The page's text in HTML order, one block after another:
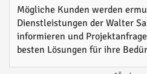
Mögliche Kunden werden
Dienstleistungen der Walter
informieren und
besten Lösungen für ihre